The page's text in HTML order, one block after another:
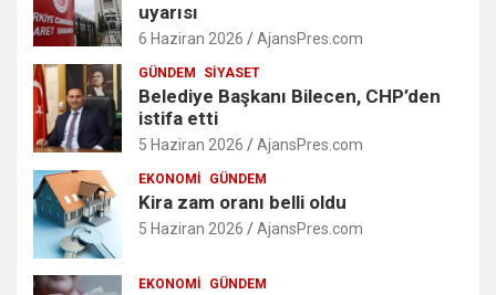
uyarısı
6 Haziran 2026 AjansPres.com
GÜNDEM SIYASET
Belediye Başkanı Bilecen, CHP’den
istifa etti
5 Haziran 2026 AjansPres.com
EKONOMI GÜNDEM
Kira zam oranı belli oldu
5 Haziran 2026 AjansPres.com
EKONOMI GÜNDEM